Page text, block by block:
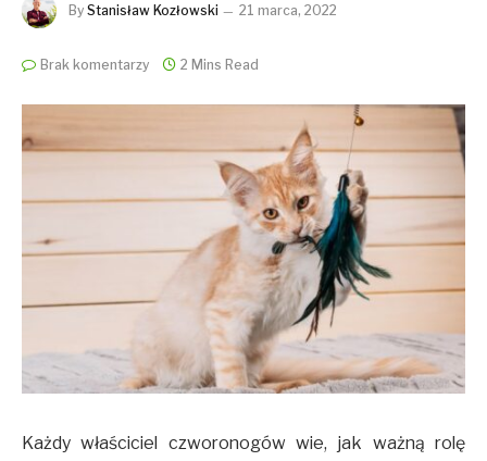
By Stanisław Kozłowski 21 marca, 2022
Brak komentarzy 2 Mins Read
Każdy właściciel czworonogów wie, jak ważną rolę